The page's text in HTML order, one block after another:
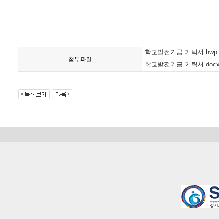
첨부파일
학교발전기금 기탁서.hwp
학교발전기금 기탁서.docx